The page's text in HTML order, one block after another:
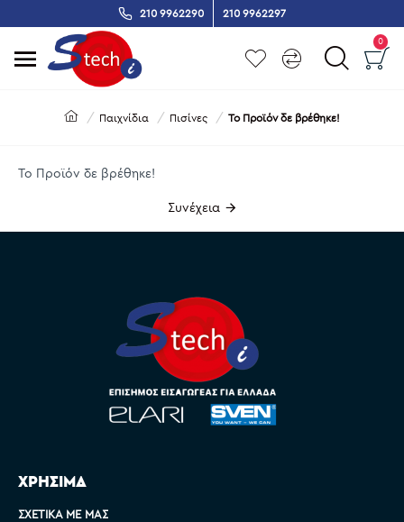
210 9962290 210 9962297
0
Παιχνίδια Πισίνες Το Προϊόν δε βρέθηκε!
Το Προϊόν δε βρέθηκε!
Συνέχεια
ΧΡΗΣΙΜΑ
ΣΧΕΤΙΚΆ ΜΕ ΜΑΣ